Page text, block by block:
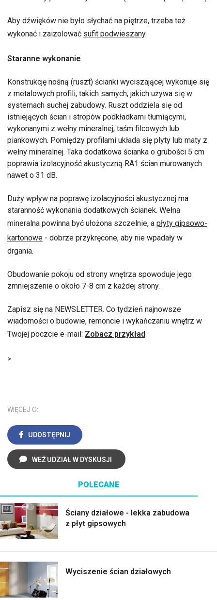
Aby dźwięków nie było słychać na piętrze, trzeba też
wykonać i zaizolować sufit podwieszany.
Staranne wykonanie
Konstrukcję nośną (ruszt) ścianki wyciszającej wykonuje się
z metalowych profili, takich samych, jakich używa się w
systemach suchej zabudowy. Ruszt oddziela się od
istniejących ścian i stropów podkładkami tłumiącymi,
wykonanymi z wełny mineralnej, taśm filcowych lub
piankowych. Pomiędzy profilami układa się płyty lub maty z
wełny mineralnej. Taka dodatkowa ścianka o grubości 5 cm
poprawia izolacyjność akustyczną RA1 ścian murowanych
nawet o 31 dB.
Duży wpływ na poprawę izolacyjności akustycznej ma
staranność wykonania dodatkowych ścianek. Wełna
mineralna powinna być ułożona szczelnie, a płyty gipsowo-
kartonowe - dobrze przykręcone, aby nie wpadały w
drgania.
Obudowanie pokoju od strony wnętrza spowoduje jego
zmniejszenie o około 7-8 cm z każdej strony.
Zapisz się na NEWSLETTER. Co tydzień najnowsze
wiadomości o budowie, remoncie i wykańczaniu wnętrz w
Twojej poczcie e-mail: Zobacz przykład
>
WIĘCEJ O:
UDOSTĘPNIJ
WEŹ UDZIAŁ W DYSKUSJI
POLECANE
Ściany działowe - lekka zabudowa
z płyt gipsowych
Wyciszenie ścian działowych